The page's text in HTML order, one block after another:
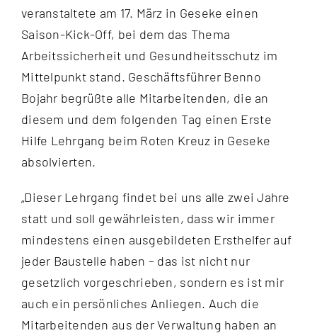
veranstaltete am 17. März in Geseke einen
Saison-Kick-Off, bei dem das Thema
Arbeitssicherheit und Gesundheitsschutz im
Mittelpunkt stand. Geschäftsführer Benno
Bojahr begrüßte alle Mitarbeitenden, die an
diesem und dem folgenden Tag einen Erste
Hilfe Lehrgang beim Roten Kreuz in Geseke
absolvierten.
„Dieser Lehrgang findet bei uns alle zwei Jahre
statt und soll gewährleisten, dass wir immer
mindestens einen ausgebildeten Ersthelfer auf
jeder Baustelle haben – das ist nicht nur
gesetzlich vorgeschrieben, sondern es ist mir
auch ein persönliches Anliegen. Auch die
Mitarbeitenden aus der Verwaltung haben an